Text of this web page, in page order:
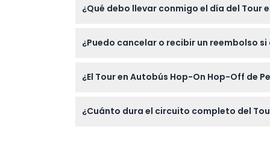
pagan tarifas regulares.
¿Qué debo llevar conmigo el día del Tour
que no se permiten alimentos, bebidas,
¿Puedo cancelar o recibir un reembolso
¿El Tour en Autobús Hop-On Hop-Off de
¿Cuánto dura el circuito completo del